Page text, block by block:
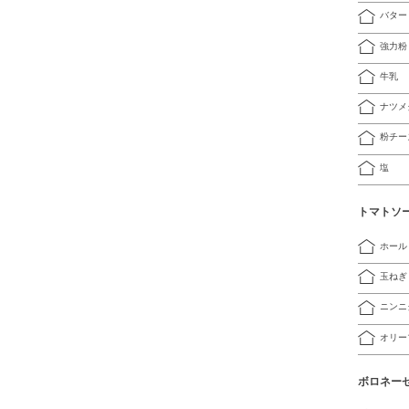
バター
強力粉
牛乳
ナツメ
粉チー
塩
トマトソ
ホー
玉ねぎ
ニンニ
オリ
ボロネー